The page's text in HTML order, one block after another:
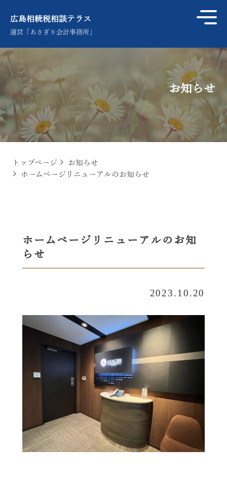
広島相続税相談テラス
運営「あさぎり会計事務所」
お知らせ
トップページ
お知らせ
ホームページリニューアルのお知らせ
ホームページリニューアルのお知
らせ
2023.10.20